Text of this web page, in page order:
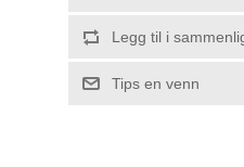
Legg til i
Tips en venn